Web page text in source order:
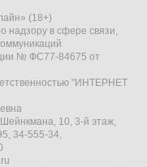
(18+)
надзору в сфере связи,
№ ФС77-84675 от
"ИНТЕРНЕТ
10, 3-й этаж,
34-555-34,